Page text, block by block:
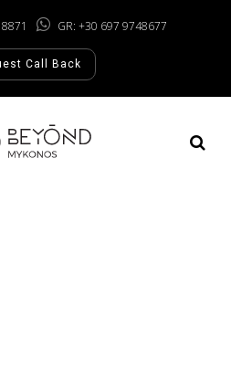
GR: +30 697 9748677
Call Back